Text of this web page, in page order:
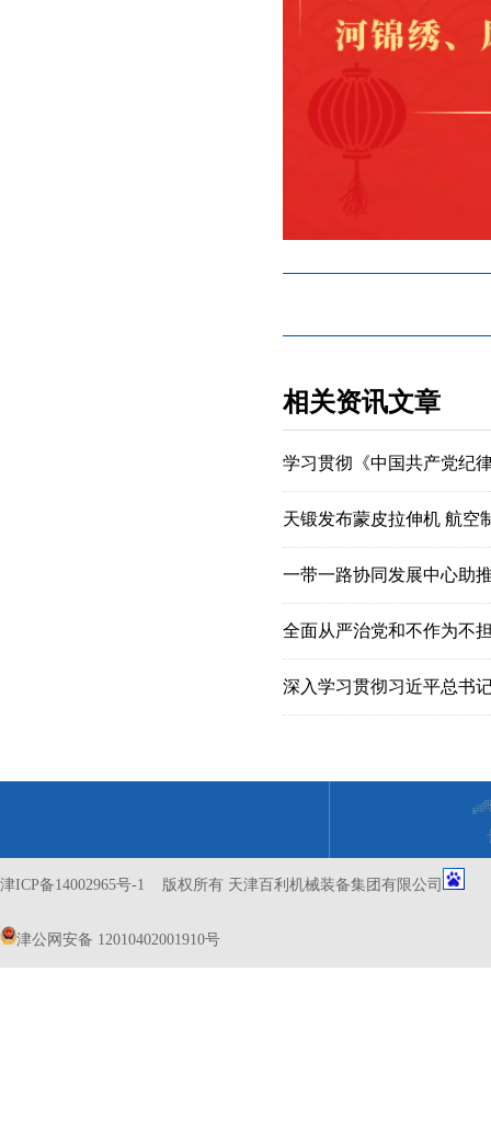
相关资讯文章
学习贯彻《中国共产党纪
天锻发布蒙皮拉伸机 航空
一带一路协同发展中心助
全面从严治党和不作为不
津ICP备14002965号-1 版权所有 天津百利机械装备集团有限公司
津公网安备 12010402001910号